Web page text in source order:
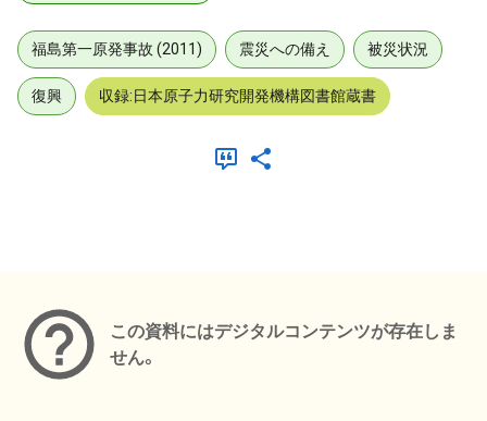
福島第一原発事故 (2011) 震災への備え 被災状況
復興 収録:日本原子力研究開発機構図書館蔵書
この資料にはデジタルコンテンツが存在しま
せん。